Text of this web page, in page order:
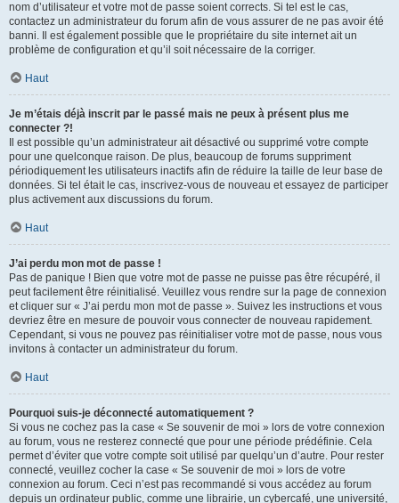
nom d’utilisateur et votre mot de passe soient corrects. Si tel est le cas,
contactez un administrateur du forum afin de vous assurer de ne pas avoir été
banni. Il est également possible que le propriétaire du site internet ait un
problème de configuration et qu’il soit nécessaire de la corriger.
Haut
Je m’étais déjà inscrit par le passé mais ne peux à présent plus me
connecter ?!
Il est possible qu’un administrateur ait désactivé ou supprimé votre compte
pour une quelconque raison. De plus, beaucoup de forums suppriment
périodiquement les utilisateurs inactifs afin de réduire la taille de leur base de
données. Si tel était le cas, inscrivez-vous de nouveau et essayez de participer
plus activement aux discussions du forum.
Haut
J’ai perdu mon mot de passe !
Pas de panique ! Bien que votre mot de passe ne puisse pas être récupéré, il
peut facilement être réinitialisé. Veuillez vous rendre sur la page de connexion
et cliquer sur « J’ai perdu mon mot de passe ». Suivez les instructions et vous
devriez être en mesure de pouvoir vous connecter de nouveau rapidement.
Cependant, si vous ne pouvez pas réinitialiser votre mot de passe, nous vous
invitons à contacter un administrateur du forum.
Haut
Pourquoi suis-je déconnecté automatiquement ?
Si vous ne cochez pas la case « Se souvenir de moi » lors de votre connexion
au forum, vous ne resterez connecté que pour une période prédéfinie. Cela
permet d’éviter que votre compte soit utilisé par quelqu’un d’autre. Pour rester
connecté, veuillez cocher la case « Se souvenir de moi » lors de votre
connexion au forum. Ceci n’est pas recommandé si vous accédez au forum
depuis un ordinateur public, comme une librairie, un cybercafé, une université,